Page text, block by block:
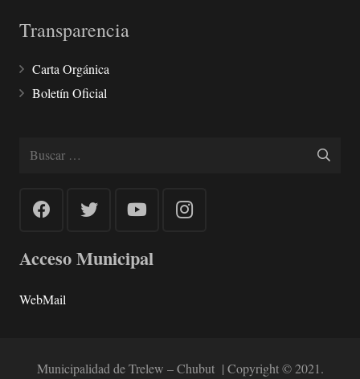
Transparencia
Carta Orgánica
Boletín Oficial
Buscar:
Acceso Municipal
WebMail
Municipalidad de Trelew – Chubut | Copyright © 2021.